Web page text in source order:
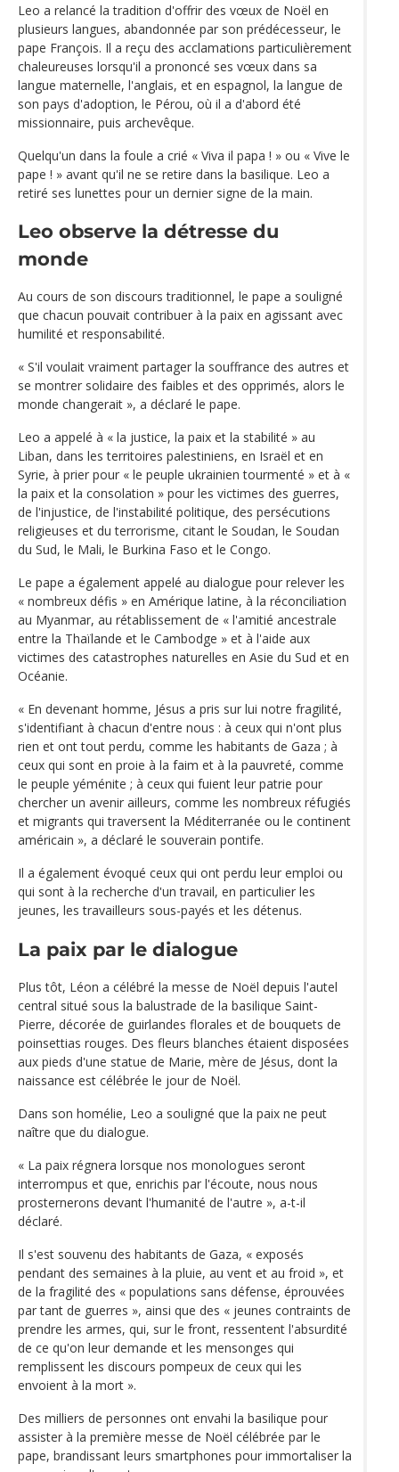
Leo a relancé la tradition d'offrir des vœux de Noël en
plusieurs langues, abandonnée par son prédécesseur, le
pape François. Il a reçu des acclamations particulièrement
chaleureuses lorsqu'il a prononcé ses vœux dans sa
langue maternelle, l'anglais, et en espagnol, la langue de
son pays d'adoption, le Pérou, où il a d'abord été
missionnaire, puis archevêque.
Quelqu'un dans la foule a crié « Viva il papa ! » ou « Vive le
pape ! » avant qu'il ne se retire dans la basilique. Leo a
retiré ses lunettes pour un dernier signe de la main.
Leo observe la détresse du
monde
Au cours de son discours traditionnel, le pape a souligné
que chacun pouvait contribuer à la paix en agissant avec
humilité et responsabilité.
« S'il voulait vraiment partager la souffrance des autres et
se montrer solidaire des faibles et des opprimés, alors le
monde changerait », a déclaré le pape.
Leo a appelé à « la justice, la paix et la stabilité » au
Liban, dans les territoires palestiniens, en Israël et en
Syrie, à prier pour « le peuple ukrainien tourmenté » et à «
la paix et la consolation » pour les victimes des guerres,
de l'injustice, de l'instabilité politique, des persécutions
religieuses et du terrorisme, citant le Soudan, le Soudan
du Sud, le Mali, le Burkina Faso et le Congo.
Le pape a également appelé au dialogue pour relever les
« nombreux défis » en Amérique latine, à la réconciliation
au Myanmar, au rétablissement de « l'amitié ancestrale
entre la Thaïlande et le Cambodge » et à l'aide aux
victimes des catastrophes naturelles en Asie du Sud et en
Océanie.
« En devenant homme, Jésus a pris sur lui notre fragilité,
s'identifiant à chacun d'entre nous : à ceux qui n'ont plus
rien et ont tout perdu, comme les habitants de Gaza ; à
ceux qui sont en proie à la faim et à la pauvreté, comme
le peuple yéménite ; à ceux qui fuient leur patrie pour
chercher un avenir ailleurs, comme les nombreux réfugiés
et migrants qui traversent la Méditerranée ou le continent
américain », a déclaré le souverain pontife.
Il a également évoqué ceux qui ont perdu leur emploi ou
qui sont à la recherche d'un travail, en particulier les
jeunes, les travailleurs sous-payés et les détenus.
La paix par le dialogue
Plus tôt, Léon a célébré la messe de Noël depuis l'autel
central situé sous la balustrade de la basilique Saint-
Pierre, décorée de guirlandes florales et de bouquets de
poinsettias rouges. Des fleurs blanches étaient disposées
aux pieds d'une statue de Marie, mère de Jésus, dont la
naissance est célébrée le jour de Noël.
Dans son homélie, Leo a souligné que la paix ne peut
naître que du dialogue.
« La paix régnera lorsque nos monologues seront
interrompus et que, enrichis par l'écoute, nous nous
prosternerons devant l'humanité de l'autre », a-t-il
déclaré.
Il s'est souvenu des habitants de Gaza, « exposés
pendant des semaines à la pluie, au vent et au froid », et
de la fragilité des « populations sans défense, éprouvées
par tant de guerres », ainsi que des « jeunes contraints de
prendre les armes, qui, sur le front, ressentent l'absurdité
de ce qu'on leur demande et les mensonges qui
remplissent les discours pompeux de ceux qui les
envoient à la mort ».
Des milliers de personnes ont envahi la basilique pour
assister à la première messe de Noël célébrée par le
pape, brandissant leurs smartphones pour immortaliser la